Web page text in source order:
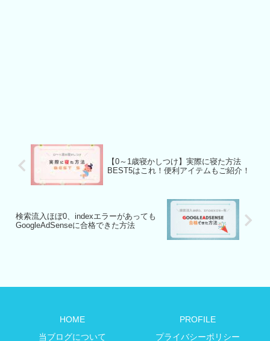
【0～1歳寝かしつけ】実際に寝た方法
BEST5はこれ！便利アイテムもご紹介！
検索流入ほぼ0、indexエラーがあっても
GoogleAdSenseに合格できた方法
HOME
PROFILE
当ブログについて
プライバシーポリシー